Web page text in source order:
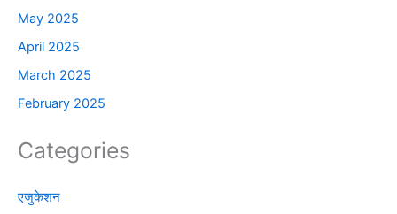
May 2025
April 2025
March 2025
February 2025
Categories
एजुकेशन